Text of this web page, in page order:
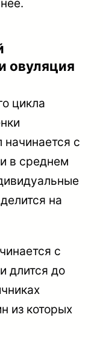
овуляция
цикла
начинается с
в среднем
на
с
длится до
из которых